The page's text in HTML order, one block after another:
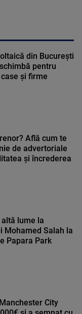
din București
pentru
și firme
Află cum te
de advertoriale
și încrederea
lume la
Mohamed Salah la
Papara Park
City